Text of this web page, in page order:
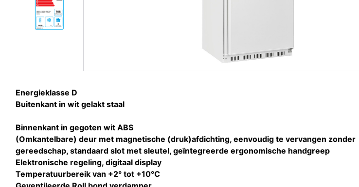
Energieklasse D
Buitenkant in wit gelakt staal
Binnenkant in gegoten wit ABS
(Omkantelbare) deur met magnetische (druk)afdichting, eenvoudig te vervangen zonder
gereedschap, standaard slot met sleutel, geïntegreerde ergonomische handgreep
Elektronische regeling, digitaal display
Temperatuurbereik van +2° tot +10°C